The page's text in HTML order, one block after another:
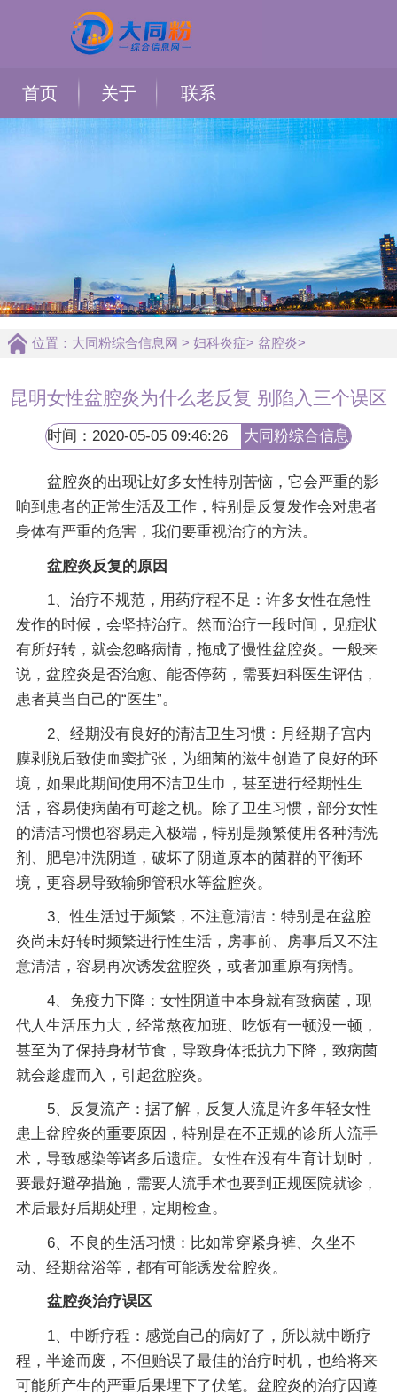
首页 关于 联系
位置： 大同粉综合信息网 > 妇科炎症> 盆腔炎>
昆明女性盆腔炎为什么老反复 别陷入三个误区
时间：2020-05-05 09:46:26
大同粉综合信息
盆腔炎的出现让好多女性特别苦恼，它会严重的影
响到患者的正常生活及工作，特别是反复发作会对患者
身体有严重的危害，我们要重视治疗的方法。
盆腔炎反复的原因
1、治疗不规范，用药疗程不足：许多女性在急性
发作的时候，会坚持治疗。然而治疗一段时间，见症状
有所好转，就会忽略病情，拖成了慢性盆腔炎。一般来
说，盆腔炎是否治愈、能否停药，需要妇科医生评估，
患者莫当自己的“医生”。
2、经期没有良好的清洁卫生习惯：月经期子宫内
膜剥脱后致使血窦扩张，为细菌的滋生创造了良好的环
境，如果此期间使用不洁卫生巾，甚至进行经期性生
活，容易使病菌有可趁之机。除了卫生习惯，部分女性
的清洁习惯也容易走入极端，特别是频繁使用各种清洗
剂、肥皂冲洗阴道，破坏了阴道原本的菌群的平衡环
境，更容易导致输卵管积水等盆腔炎。
3、性生活过于频繁，不注意清洁：特别是在盆腔
炎尚未好转时频繁进行性生活，房事前、房事后又不注
意清洁，容易再次诱发盆腔炎，或者加重原有病情。
4、免疫力下降：女性阴道中本身就有致病菌，现
代人生活压力大，经常熬夜加班、吃饭有一顿没一顿，
甚至为了保持身材节食，导致身体抵抗力下降，致病菌
就会趁虚而入，引起盆腔炎。
5、反复流产：据了解，反复人流是许多年轻女性
患上盆腔炎的重要原因，特别是在不正规的诊所人流手
术，导致感染等诸多后遗症。女性在没有生育计划时，
要最好避孕措施，需要人流手术也要到正规医院就诊，
术后最好后期处理，定期检查。
6、不良的生活习惯：比如常穿紧身裤、久坐不
动、经期盆浴等，都有可能诱发盆腔炎。
盆腔炎治疗误区
1、中断疗程：感觉自己的病好了，所以就中断疗
程，半途而废，不但贻误了最佳的治疗时机，也给将来
可能所产生的严重后果埋下了伏笔。盆腔炎的治疗因遵